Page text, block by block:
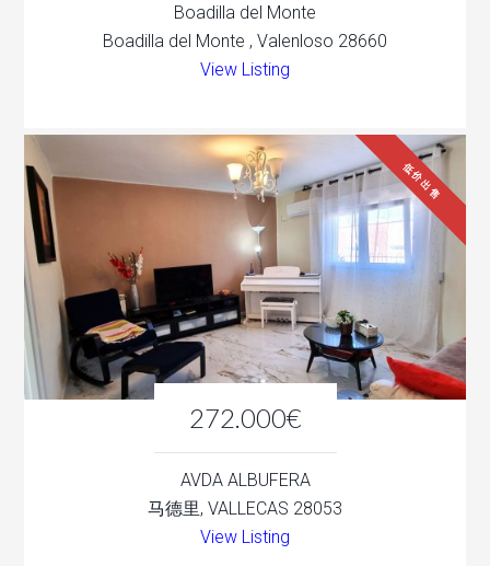
Boadilla del Monte
Boadilla del Monte , Valenloso 28660
View Listing
272.000€
低价出售
AVDA ALBUFERA
马德里, VALLECAS 28053
View Listing